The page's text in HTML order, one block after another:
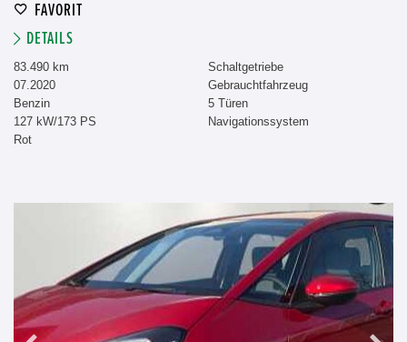
FAVORIT
DETAILS
83.490 km
07.2020
Benzin
127 kW/173 PS
Rot
Schaltgetriebe
Gebrauchtfahrzeug
5 Türen
Navigationssystem